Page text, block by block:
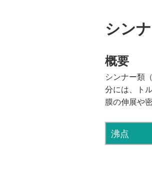
シン
概要
シンナー類
分には、ト
膜の伸展や
沸点